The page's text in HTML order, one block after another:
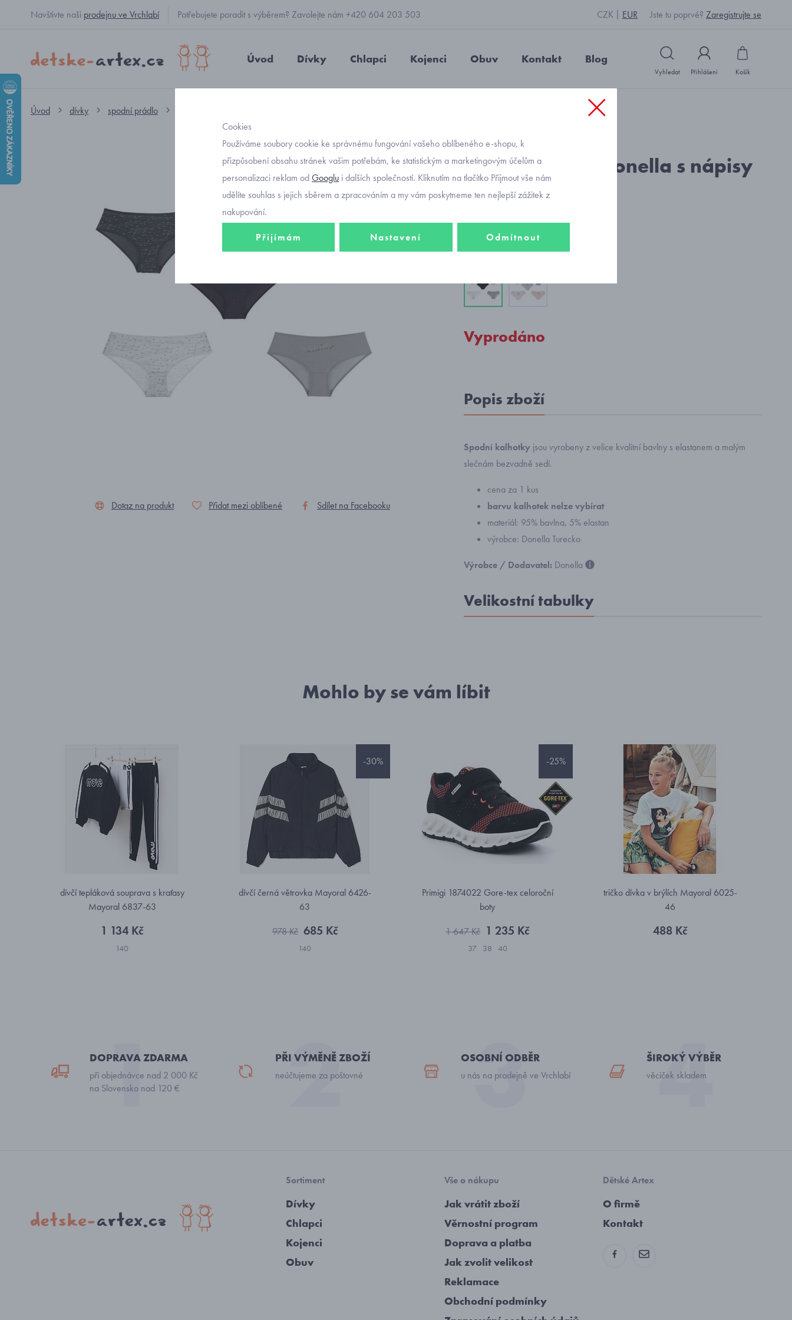
Navštivte naši prodejnu ve Vrchlabí Potřebujete poradit s výběrem? Zavolejte nám +420 604 203 503 CZK EUR Jste tu poprvé? Zaregistrujte se
Úvod Dívky Chlapci Kojenci Obuv Kontakt Blog
Vyhledat Přihlášení Košík
Úvod dívky spodní prádlo
Dotaz na produkt Přidat mezi oblíbené Sdílet na Facebooku
Objednávací kód: U1107_mix barev
dívčí kalhotky Donella s nápisy
68 Kč
Vyprodáno
Popis zboží
Spodní kalhotky jsou vyrobeny z velice kvalitní bavlny s elastanem a malým
slečnám bezvadně sedí.
cena za 1 kus
barvu kalhotek nelze vybírat
materiál: 95% bavlna, 5% elastan
výrobce: Donella Turecko
Výrobce / Dodavatel: Donella
Velikostní tabulky
Mohlo by se vám líbit
dívčí tepláková souprava s kraťasy
Mayoral 6837-63
1 134 Kč
140
-30%
dívčí černá větrovka Mayoral 6426-
63
978 Kč 685 Kč
140
-25%
Primigi 1874022 Gore-tex celoroční
boty
1 647 Kč 1 235 Kč
37 38 40
tričko dívka v brýlích Mayoral 6025-
46
488 Kč
DOPRAVA ZDARMA
při objednávce nad 2 000 Kč
na Slovensko nad 120 €
PŘI VÝMĚNĚ ZBOŽÍ
neúčtujeme za poštovné
OSOBNÍ ODBĚR
u nás na prodejně ve Vrchlabí
ŠIROKÝ VÝBĚR
věciček skladem
Sortiment
Dívky
Chlapci
Kojenci
Obuv
Vše o nákupu
Jak vrátit zboží
Věrnostní program
Doprava a platba
Jak zvolit velikost
Reklamace
Obchodní podmínky
Dětské Artex
O firmě
Kontakt
Cookies
Používáme soubory cookie ke správnému fungování vašeho oblíbeného e-shopu, k
přizpůsobení obsahu stránek vašim potřebám, ke statistickým a marketingovým účelům a
personalizaci reklam odGooglu i dalších společností. Kliknutím na tlačítko Přijmout vše nám
udělíte souhlas s jejich sběrem a zpracováním a my vám poskytneme ten nejlepší zážitek z
nakupování.
Přijímám Nastavení Odmítnout